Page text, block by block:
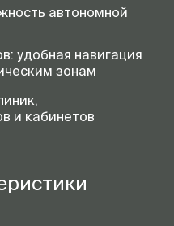
автономной
удобная навигация
зонам
и кабинетов